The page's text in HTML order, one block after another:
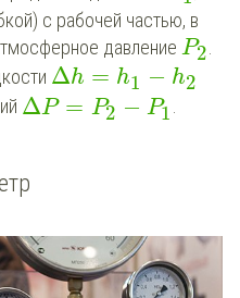
с рабочей частью, в
давление P2
Δh = h1 − h2
ΔP = P2 − P1.